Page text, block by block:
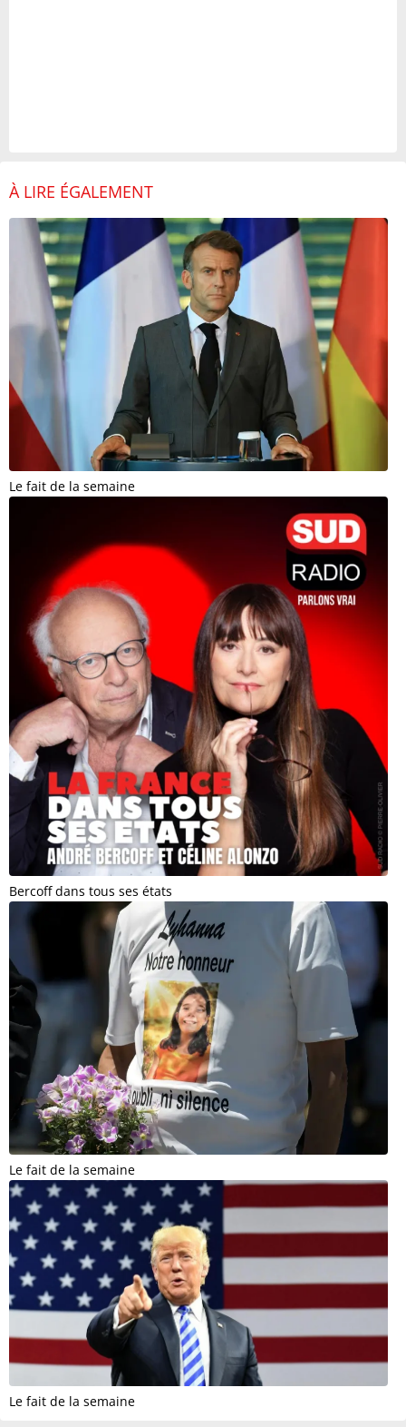
À LIRE ÉGALEMENT
Le fait de la semaine
Bercoff dans tous ses états
Le fait de la semaine
Le fait de la semaine